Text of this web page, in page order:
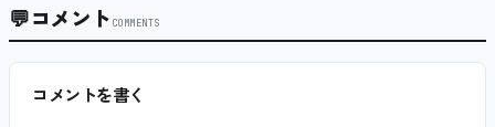
💬コメント COMMENTS
コメントを書く